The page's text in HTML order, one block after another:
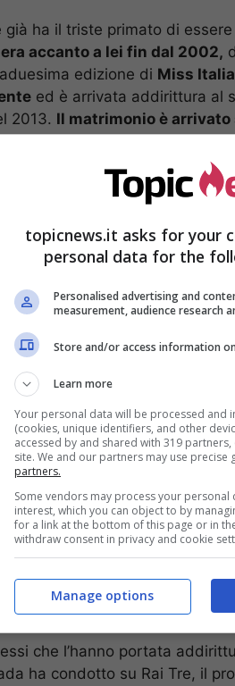
già ha il triste primato di
accanto a lei fin dal 2002,
edizione di Miss
ed è arrivata addirittura al
2013. Il matrimonio è arrivato
il loro calvario, la
per un’emorragia cerebrale.
con la fascia di Miss
dell’associazione
Carlotta ha scritto su il
a Trieste.
è stata giornalista di Sky TG
Sky meteo 24.
il suo
che l’hanno portata
ha condotto su Rai Tre, il
topicnews.it asks for your
personal data for the
Personalised advertising and
measurement, audience research
Store and/or access information
Learn more
Your personal data will be processed and
(cookies, unique identifiers, and other
accessed by and shared with 319
site. We and our partners may use precise
partners.
Some vendors may process your
interest, which you can object to by
for a link at the bottom of this page or in
withdraw consent in privacy and cookie
Manage options